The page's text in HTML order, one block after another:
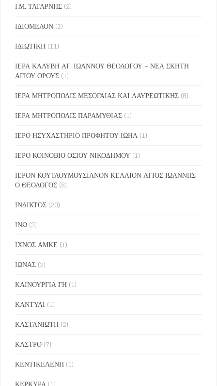
Ι.Μ. ΤΑΤΑΡΝΗΣ (2)
ΙΔΙΟΜΕΛΟΝ (2)
ΙΔΙΩΤΙΚΗ (11)
ΙΕΡΑ ΚΑΛΥΒΗ ΑΓ. ΙΩΑΝΝΟΥ ΘΕΟΛΟΓΟΥ – ΝΕΑ ΣΚΗΤΗ
ΑΓΙΟΥ ΟΡΟΥΣ (1)
ΙΕΡΑ ΜΗΤΡΟΠΟΛΙΣ ΜΕΣΟΓΑΙΑΣ ΚΑΙ ΛΑΥΡΕΩΤΙΚΗΣ (8)
ΙΕΡΑ ΜΗΤΡΟΠΟΛΙΣ ΠΑΡΑΜΥΘΙΑΣ (1)
ΙΕΡΟ ΗΣΥΧΑΣΤΗΡΙΟ ΠΡΟΦΗΤΟΥ ΙΩΗΛ (1)
ΙΕΡΟ ΚΟΙΝΟΒΙΟ ΟΣΙΟΥ ΝΙΚΟΔΗΜΟΥ (1)
ΙΕΡΟΝ ΚΟΥΤΛΟΥΜΟΥΣΙΑΝΟΝ ΚΕΛΛΙΟΝ ΑΓΙΟΣ ΙΩΑΝΝΗΣ
Ο ΘΕΟΛΟΓΟΣ (8)
ΙΝΔΙΚΤΟΣ (20)
ΙΝΩ (3)
ΙΧΝΟΣ ΑΜΚΕ (1)
ΙΩΝΑΣ (2)
ΚΑΙΝΟΥΡΓΙΑ ΓΗ (1)
ΚΑΝΤΥΛΙ (1)
ΚΑΣΤΑΝΙΩΤΗ (2)
ΚΑΣΤΡΟ (7)
ΚΕΝΤΙΚΕΛΕΝΗ (1)